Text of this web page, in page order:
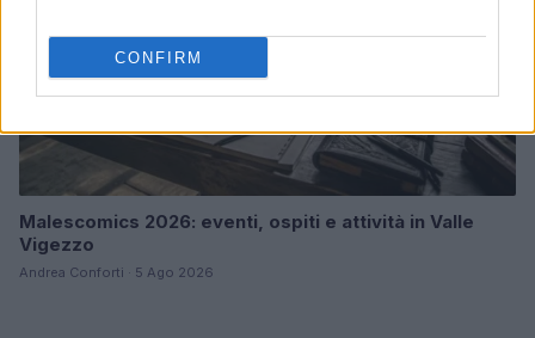
CONFIRM
Malescomics 2026: eventi, ospiti e attività in Valle
Vigezzo
Andrea Conforti · 5 Ago 2026